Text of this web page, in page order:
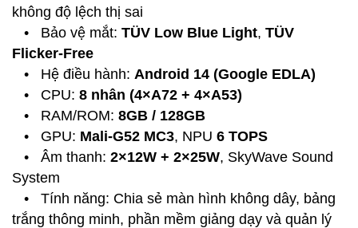
không độ lệch thị sai
• Bảo vệ mắt: TÜV Low Blue Light, TÜV
Flicker-Free
• Hệ điều hành: Android 14 (Google EDLA)
• CPU: 8 nhân (4×A72 + 4×A53)
• RAM/ROM: 8GB / 128GB
• GPU: Mali-G52 MC3, NPU 6 TOPS
• Âm thanh: 2×12W + 2×25W, SkyWave Sound
System
• Tính năng: Chia sẻ màn hình không dây, bảng
trắng thông minh, phần mềm giảng dạy và quản lý